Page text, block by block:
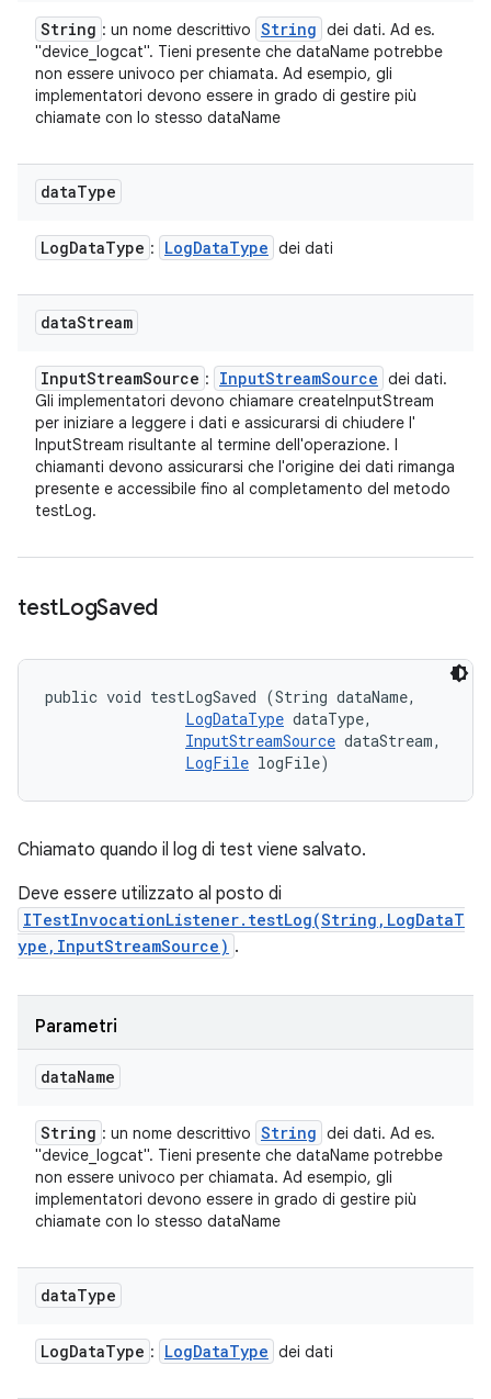
String : un nome descrittivo String dei dati. Ad es.
"device_logcat". Tieni presente che dataName potrebbe
non essere univoco per chiamata. Ad esempio, gli
implementatori devono essere in grado di gestire più
chiamate con lo stesso dataName
dataType
LogDataType : LogDataType dei dati
dataStream
InputStreamSource : InputStreamSource dei dati.
Gli implementatori devono chiamare createInputStream
per iniziare a leggere i dati e assicurarsi di chiudere l'
InputStream risultante al termine dell'operazione. I
chiamanti devono assicurarsi che l'origine dei dati rimanga
presente e accessibile fino al completamento del metodo
testLog.
testLogSaved
public void testLogSaved (String dataName,
LogDataType dataType,
InputStreamSource dataStream,
LogFile logFile)
Chiamato quando il log di test viene salvato.
Deve essere utilizzato al posto di
ITestInvocationListener.testLog(String,LogDataT
ype,InputStreamSource) .
Parametri
dataName
String : un nome descrittivo String dei dati. Ad es.
"device_logcat". Tieni presente che dataName potrebbe
non essere univoco per chiamata. Ad esempio, gli
implementatori devono essere in grado di gestire più
chiamate con lo stesso dataName
dataType
LogDataType : LogDataType dei dati